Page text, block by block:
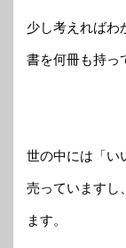
少し考えればわ
書を何冊も持っ
世の中には「い
売っていますし
ます。